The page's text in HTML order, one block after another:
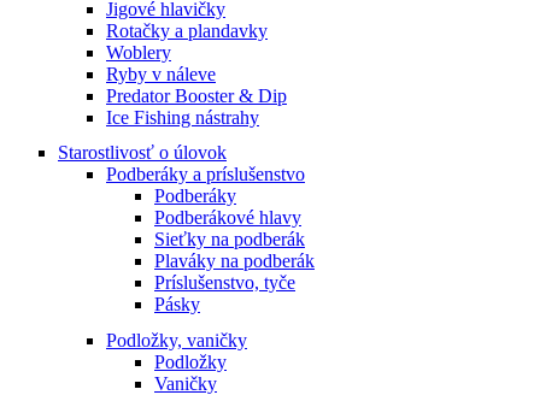
Jigové hlavičky
Rotačky a plandavky
Woblery
Ryby v náleve
Predator Booster & Dip
Ice Fishing nástrahy
Starostlivosť o úlovok
Podberáky a príslušenstvo
Podberáky
Podberákové hlavy
Sieťky na podberák
Plaváky na podberák
Príslušenstvo, tyče
Pásky
Podložky, vaničky
Podložky
Vaničky